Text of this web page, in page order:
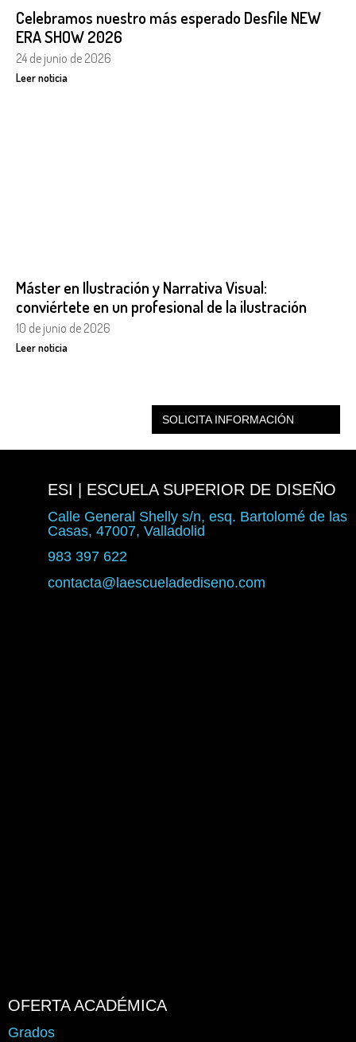
Celebramos nuestro más esperado Desfile NEW
ERA SHOW 2026
24 de junio de 2026
Leer noticia
Máster en Ilustración y Narrativa Visual:
conviértete en un profesional de la ilustración
10 de junio de 2026
Leer noticia
SOLICITA INFORMACIÓN
ESI | ESCUELA SUPERIOR DE DISEÑO
Calle General Shelly s/n, esq. Bartolomé de las
Casas, 47007, Valladolid
983 397 622
contacta@laescueladediseno.com
OFERTA ACADÉMICA
Grados